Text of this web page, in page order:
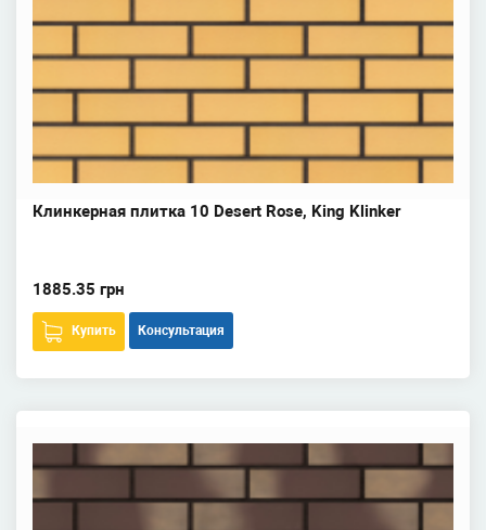
Клинкерная плитка 10 Desert Rose, King Klinker
1885.35 грн
Купить Консультация